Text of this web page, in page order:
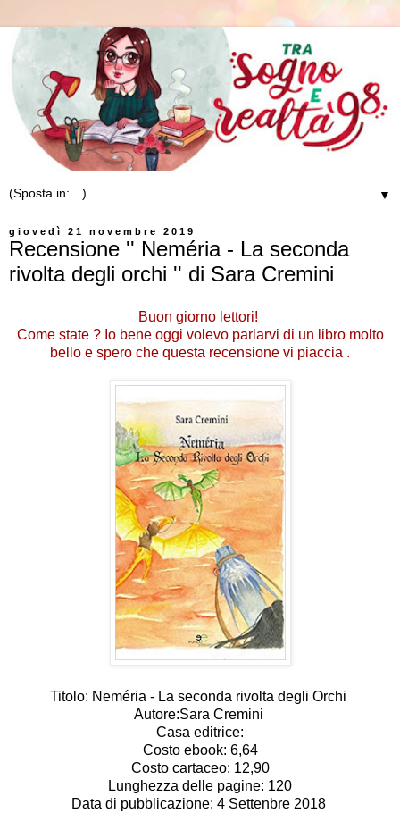
▼
giovedì 21 novembre 2019
Recensione '' Neméria - La seconda
rivolta degli orchi '' di Sara Cremini
Buon giorno lettori!
Come state ? Io bene oggi volevo parlarvi di un libro molto
bello e spero che questa recensione vi piaccia .
Titolo: Neméria - La seconda rivolta degli Orchi
Autore:Sara Cremini
Casa editrice:
Costo ebook: 6,64
Costo cartaceo: 12,90
Lunghezza delle pagine: 120
Data di pubblicazione: 4 Settenbre 2018